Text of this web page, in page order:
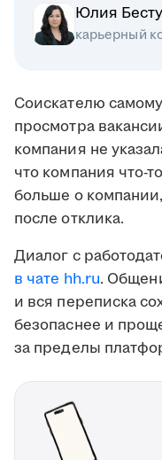
Юлия
карьерный
Соискателю
просмотра
компания не
что компания что-
больше о
после отклика.
Диалог с
в чате hh.ru.
и вся переписка
безопаснее и
за пределы